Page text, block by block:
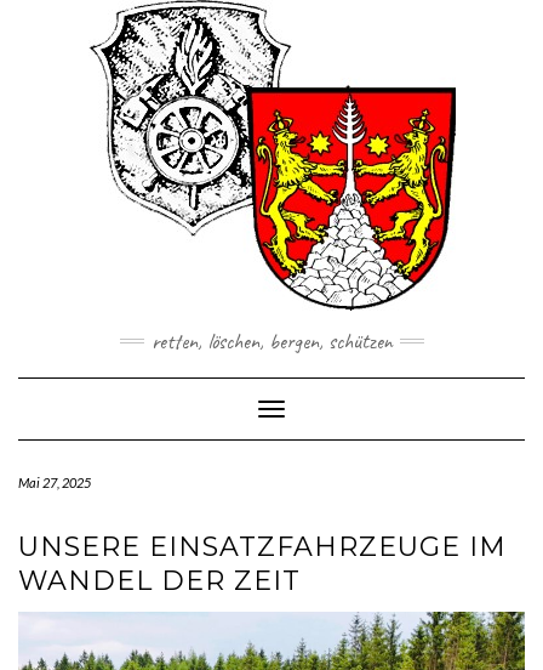
retten, löschen, bergen, schützen
Toggle Navigation
Mai 27, 2025
UNSERE EINSATZFAHRZEUGE IM
WANDEL DER ZEIT